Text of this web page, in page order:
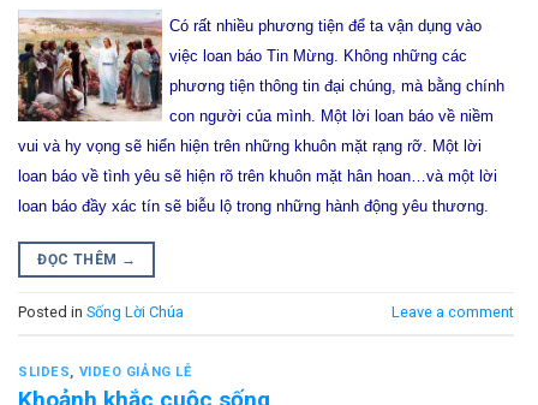
Có rất nhiều phương tiện để ta vận dụng vào
việc loan báo Tin Mừng. Không những các
phương tiện thông tin đại chúng, mà bằng chính
con người của mình. Một lời loan báo về niềm
vui và hy vọng sẽ hiển hiện trên những khuôn mặt rạng rỡ. Một lời
loan báo về tình yêu sẽ hiện rõ trên khuôn mặt hân hoan…và một lời
loan báo đầy xác tín sẽ biễu lộ trong những hành động yêu thương.
ĐỌC THÊM →
Posted in Sống Lời Chúa Leave a comment
SLIDES, VIDEO GIẢNG LỄ
Khoảnh khắc cuộc sống